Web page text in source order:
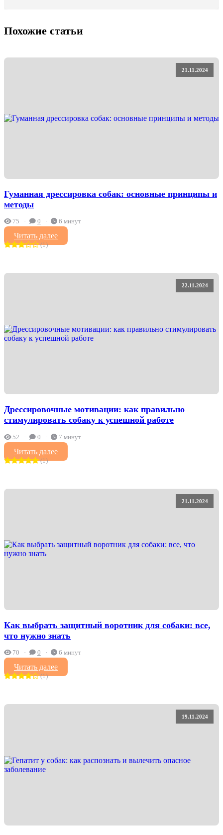
Похожие статьи
21.11.2024
Гуманная дрессировка собак: основные принципы и
методы
75 0 6 минут
Читать далее
(1)
22.11.2024
Дрессировочные мотивации: как правильно
стимулировать собаку к успешной работе
52 0 7 минут
Читать далее
(1)
21.11.2024
Как выбрать защитный воротник для собаки: все,
что нужно знать
70 0 6 минут
Читать далее
(1)
19.11.2024